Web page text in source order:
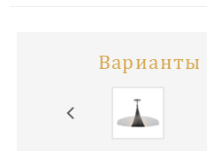
Варианты